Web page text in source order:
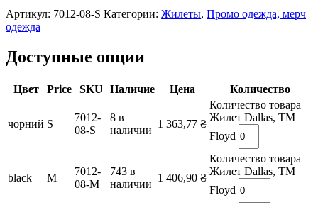
Артикул: 7012-08-S Категории: Жилеты, Промо одежда, мерч
одежда
Доступные опции
Цвет Price SKU Наличие Цена Количество
чорний S
7012-
08-S
8 в
наличии
1 363,77 ₴
Количество товара
Жилет Dallas, TM
Floyd
black M
7012-
08-M
743 в
наличии
1 406,90 ₴
Количество товара
Жилет Dallas, TM
Floyd